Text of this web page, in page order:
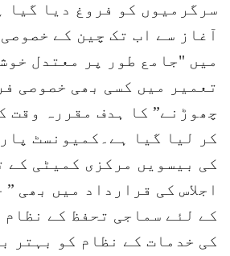
سرگرمیوں کو فروغ دیا گیا
آغاز سے اب تک چین کے
میں "جامع طور پر معتدل
تعمیر میں کسی بھی خصوصی
چھوڑنے” کا ہدف مقررہ وقت
کر لیا گیا ہے۔کمیونسٹ
کی بیسویں مرکزی کمیٹی کے
اجلاس کی قرارداد میں بھی
کے لئے سماجی تحفظ کے
کی خدمات کے نظام کو بہتر